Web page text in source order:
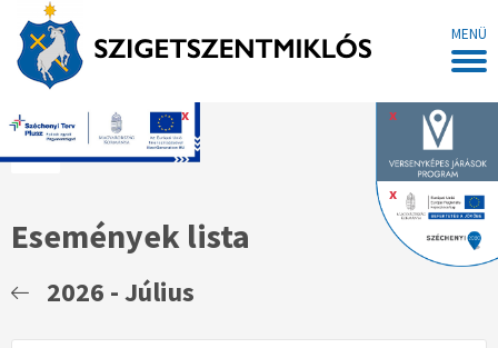
MENÜ
x
x
x
Főoldal
Események lista
2026 - Július